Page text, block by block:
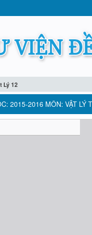
Lý 12
2015-2016 MÔN: VẬT LÝ